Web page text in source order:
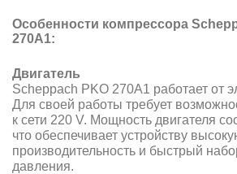
Особенности компрессора
270A1:
Двигатель
Scheppach PKO 270A1 работает от
Для своей работы требует
к сети 220 V. Мощность двигателя
что обеспечивает устройству
производительность и быстрый
давления.